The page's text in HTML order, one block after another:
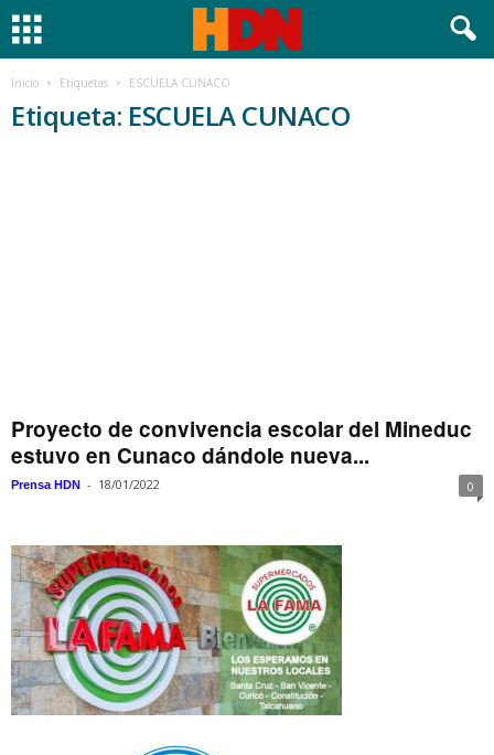
Inicio Etiquetas ESCUELA CUNACO
Etiqueta: ESCUELA CUNACO
Proyecto de convivencia escolar del Mineduc
estuvo en Cunaco dándole nueva...
Prensa HDN - 18/01/2022 0